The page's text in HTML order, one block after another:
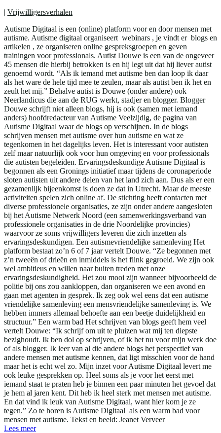
| Vrijwilligersverhalen
Autisme Digitaal is een (online) platform voor en door mensen met
autisme. Autisme digitaal organiseert webinars , je vindt er blogs en
artikelen , ze organiseren online gespreksgroepen en geven
trainingen voor professionals. Autist Douwe is een van de ongeveer
45 mensen die hierbij betrokken is en hij legt uit dat hij liever autist
genoemd wordt. “Als ik iemand met autisme ben dan loop ik daar
als het ware de hele tijd mee te zeulen, maar als autist ben ik het en
zeult het mij.” Behalve autist is Douwe (onder andere) ook
Neerlandicus die aan de RUG werkt, stadjer en blogger. Blogger
Douwe schrijft niet alleen blogs, hij is ook (samen met iemand
anders) hoofdredacteur van Autisme Veelzijdig, de pagina van
Autisme Digitaal waar de blogs op verschijnen. In de blogs
schrijven mensen met autisme over hun autisme en wat ze
tegenkomen in het dagelijks leven. Het is interessant voor autisten
zelf maar natuurlijk ook voor hun omgeving en voor professionals
die autisten begeleiden. Ervaringsdeskundige Autisme Digitaal is
begonnen als een Gronings initiatief maar tijdens de coronaperiode
sloten autisten uit andere delen van het land zich aan. Dus als er een
gezamenlijk bijeenkomst is doen ze dat in Utrecht. Maar de meeste
activiteiten spelen zich online af. De stichting heeft contacten met
diverse professionele organisaties, ze zijn onder andere aangesloten
bij het Autisme Netwerk Noord (een samenwerkingsverband van
professionele organisaties in de drie Noordelijke provincies)
waarvoor ze soms vrijwilligers leveren die zich inzetten als
ervaringsdeskundigen. Een autismevriendelijke samenleving Het
platform bestaat zo’n 6 of 7 jaar vertelt Douwe. “Ze begonnen met
z’n tweeën of drieën en inmiddels is het flink gegroeid. We zijn ook
wel ambitieus en willen naar buiten treden met onze
ervaringsdeskundigheid. Het zou mooi zijn wanneer bijvoorbeeld de
politie bij ons zou aankloppen, dan organiseren we een avond en
gaan met agenten in gesprek. Ik zeg ook wel eens dat een autisme
vriendelijke samenleving een mensvriendelijke samenleving is. We
hebben immers allemaal behoefte aan een beetje duidelijkheid en
structuur.” Een warm bad Het schrijven van blogs geeft hem veel
vertelt Douwe: “Ik schrijf om uit te pluizen wat mij ten diepste
bezighoudt. Ik ben dol op schrijven, of ik het nu voor mijn werk doe
of als blogger. Ik leer van al die andere blogs het perspectief van
andere mensen met autisme kennen, dat ligt misschien voor de hand
maar het is echt wel zo. Mijn inzet voor Autisme Digitaal levert me
ook leuke gesprekken op. Heel soms als je voor het eerst met
iemand staat te praten heb je binnen een paar minuten het gevoel dat
je hem al jaren kent. Dit heb ik heel sterk met mensen met autisme.
En dat vind ik leuk van Autisme Digitaal, want hier kom je ze
tegen.” Zo te horen is Autisme Digitaal als een warm bad voor
mensen met autisme. Tekst en beeld: Jeanet Verveer
Lees meer